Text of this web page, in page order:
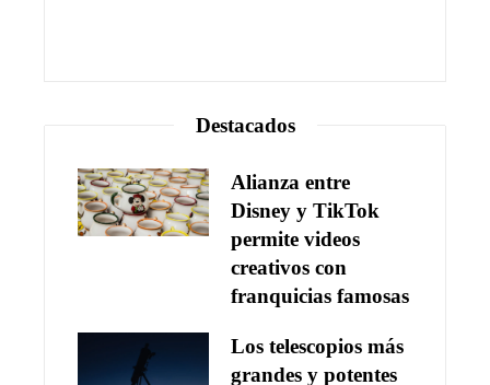
Destacados
Alianza entre
Disney y TikTok
permite videos
creativos con
franquicias famosas
Los telescopios más
grandes y potentes